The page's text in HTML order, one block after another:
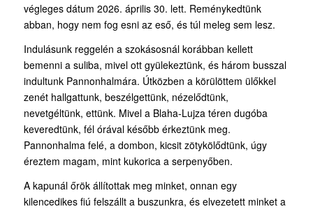
végleges dátum 2026. április 30. lett. Reménykedtünk
abban, hogy nem fog esni az eső, és túl meleg sem lesz.
Indulásunk reggelén a szokásosnál korábban kellett
bemenni a suliba, mivel ott gyülekeztünk, és három busszal
indultunk Pannonhalmára. Útközben a körülöttem ülőkkel
zenét hallgattunk, beszélgettünk, nézelődtünk,
nevetgéltünk, ettünk. Mivel a Blaha-Lujza téren dugóba
keveredtünk, fél órával később érkeztünk meg.
Pannonhalma felé, a dombon, kicsit zötykölődtünk, úgy
éreztem magam, mint kukorica a serpenyőben.
A kapunál őrök állítottak meg minket, onnan egy
kilencedikes fiú felszállt a buszunkra, és elvezetett minket a